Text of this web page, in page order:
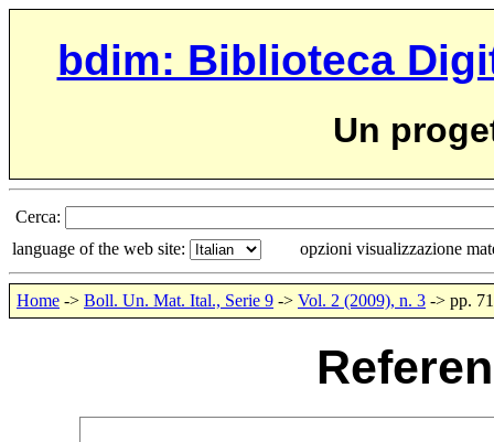
bdim: Biblioteca
Un
Cerca:
language of the web site:
opzioni visualizzazione
Home -> Boll. Un. Mat. Ital., Serie 9 -> Vol. 2 (2009), n. 3 -> pp.